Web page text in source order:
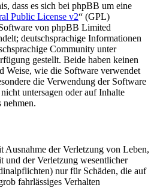
dass es sich bei phpBB um eine
Public License v2“ (GPL)
von phpBB Limited
deutschsprachige Informationen
Community unter
gestellt. Beide haben keinen
Weise, wie die Software verwendet
die Verwendung der Software
untersagen oder auf Inhalte
nehmen.
Ausnahme der Verletzung von Leben,
und der Verletzung wesentlicher
nur für Schäden, die auf
fahrlässiges Verhalten